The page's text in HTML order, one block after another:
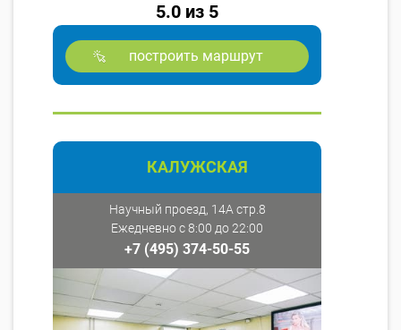
5.0 из 5
построить маршрут
КАЛУЖСКАЯ
Научный проезд, 14А стр.8
Ежедневно с 8:00 до 22:00
+7 (495) 374-50-55